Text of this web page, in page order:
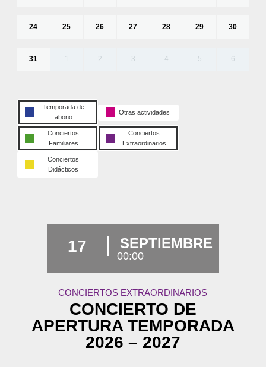
24 25 26 27 28 29 30
31 1 2 3 4 5 6
Temporada de
abono
Otras actividades
Conciertos
Familiares
Conciertos
Extraordinarios
Conciertos
Didácticos
17 SEPTIEMBRE
00:00
CONCIERTOS EXTRAORDINARIOS
CONCIERTO DE
APERTURA TEMPORADA
2026 – 2027